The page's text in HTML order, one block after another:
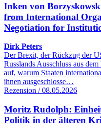
Inken von
from International
Negotiation for
Dirk Peters
Der Brexit, der Rückzug der
Russlands Ausschluss aus
auf, warum Staaten
ihnen ausgeschlosse…
Rezension / 08.05.2026
Moritz Rudolph:
Politik in der älteren